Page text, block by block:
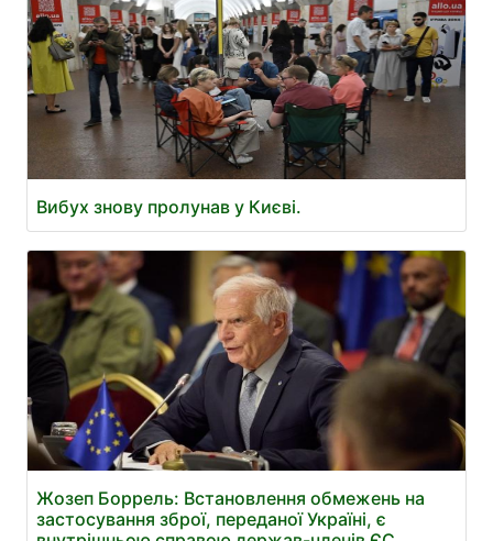
Вибух знову пролунав у Києві.
Жозеп Боррель: Встановлення обмежень на
застосування зброї, переданої Україні, є